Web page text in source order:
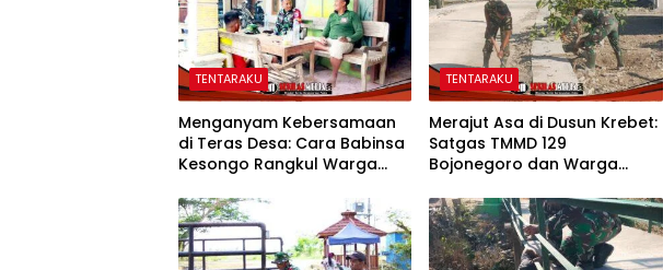
TENTARAKU
Menganyam Kebersamaan
di Teras Desa: Cara Babinsa
Kesongo Rangkul Warga
Bojonegoro
TENTARAKU
Merajut Asa di Dusun Krebet:
Satgas TMMD 129
Bojonegoro dan Warga